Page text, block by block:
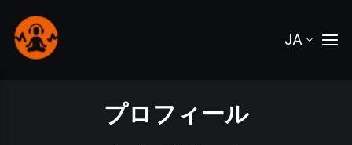
JA
プロフィール